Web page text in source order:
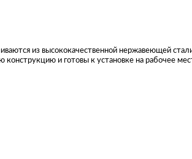
из высококачественной нержавеющей
и готовы к установке на рабочее